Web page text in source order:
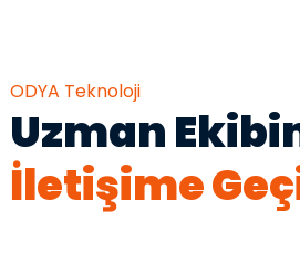
ODYA Teknoloji
Uzman
İletişime